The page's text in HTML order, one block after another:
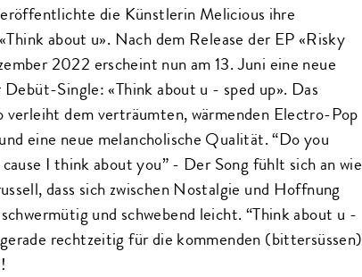
die Künstlerin Melicious ihre
about u». Nach dem Release der EP «Risky
2022 erscheint nun am 13. Juni eine neue
Single: «Think about u - sped up». Das
verleiht dem verträumten, wärmenden Electro-Pop
eine neue melancholische Qualität. “Do you
I think about you” - Der Song fühlt sich an wie
dass sich zwischen Nostalgie und Hoffnung
und schwebend leicht. “Think about u -
rechtzeitig für die kommenden (bittersüssen)